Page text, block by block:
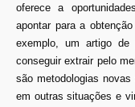
oferece a
apontar para a
exemplo, um artigo de
conseguir extrair pelo
são metodologias
em outras situações e